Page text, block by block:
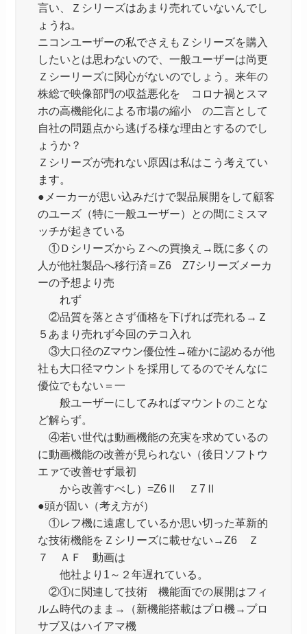
言い、Ｚシリーズはあまり売れていないんでし
ょうね。
ニコンユーザーの私でさえもＺシリーズを購入
したいとは思わないので、一般ユーザーは尚更
Ｚシーリーズに関心がないのでしょう。来年の
株総で映像部門の収益悪化を コロナ禍とスマ
ホの高機能化による市場の縮小 の二言として
自社の問題点から逃げる様な理由とするのでし
ょうか？
Ｚシリーズが売れない原因は私はこう考えてい
ます。
●メーカーが思い込みだけで製品展開をして顧客
のユーズ（特に一般ユーザー）との間にミスマ
ッチが起きている
①ＤシリーズからＺへの買換え→既に多くの
人が他社製品へ移行済＝Z6 Z7シリーズメーカ
ーの予想より売
れず
②品質を落とさず価格を下げれば売れる→Ｚ
５あまり売れず今回のテコ入れ
③大口径のZマウン優位性→確かに認めるが他
社も大口径マウントを採用してるのでそんなに
優位でもない＝一
般ユーザーにしてみればマウントのことな
ど解らず。
④若い世代は動画機能の充実を求めているの
に動画機能の改善が見られない（後日ソフトウ
エァで改善せず最初
から改善すべし）=Z6Ⅱ Ｚ7Ⅱ
●頭が固い（考え方が）
①レフ機に遠慮しているか思い切った革新的
な技術機能をＺシリーズに載せない→Z6 Ｚ
７ ＡＦ 動画は
他社より1～２年遅れている。
②①に関連して技術 機能面での展開はフィ
ルム時代のまま→（新機能搭載はプロ機→プロ
サブ又はハイアマ機